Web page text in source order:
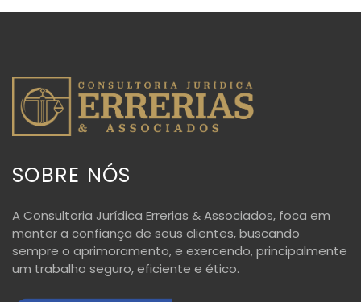
SOBRE NÓS
A Consultoria Jurídica Errerias & Associados, foca em
manter a confiança de seus clientes, buscando
sempre o aprimoramento, e exercendo, principalmente
um trabalho seguro, eficiente e ético.